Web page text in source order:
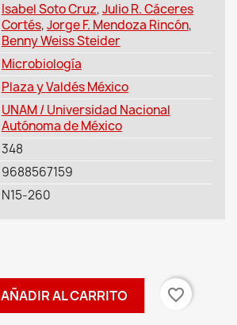
Isabel Soto Cruz,Julio R. Cáceres
Cortés,Jorge F. Mendoza Rincón,
Benny Weiss Steider
Microbiología
Plaza y Valdés México
UNAM / Universidad Nacional
Autónoma de México
348
9688567159
N15-260
AÑADIR AL CARRITO favorite_border